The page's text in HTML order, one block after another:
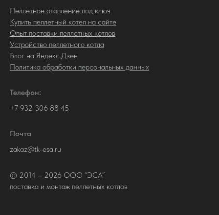
Пеллетное отопление под ключ
Купить пеллетный котел на сайте
Опыт поставки пеллетных котлов
Устройство пеллетного котла
Блог на Яндекс.Дзен
Политика обработки персональных данных
Телефон:
+7 932 306 88 45
Почта
zakaz@tk-esa.ru
© 2014 – 2026 ООО “ЭСА”
поставка и монтаж пеллетных котлов